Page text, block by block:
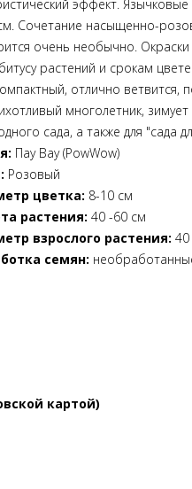
эффект.
Сочетание насыщенно-
очень необычно.
растений и срокам
отлично ветвится,
многолетник,
сада, а также для "сада
Пау Вау (PowWow)
Розовый
цветка: 8-10 см
растения: 40 -60 см
взрослого растения:
семян:
картой)